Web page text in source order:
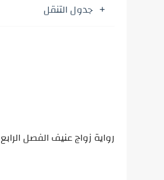
جدول التنقل
رواية زواج عنيف الفصل الرابع 4 بقلم منار مجدي